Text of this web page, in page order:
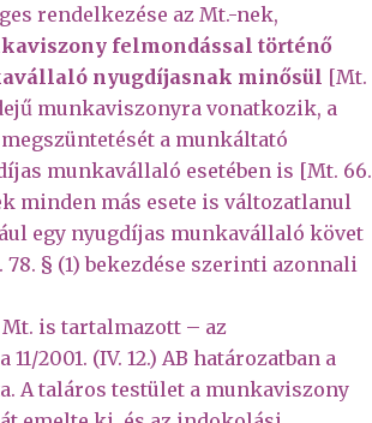
rendelkezése az Mt.-nek,
felmondással történő
nyugdíjasnak minősül [Mt.
munkaviszonyra vonatkozik, a
a munkáltató
munkavállaló esetében is [Mt. 66.
minden más esete is változatlanul
egy nyugdíjas munkavállaló követ
§ (1) bekezdése szerinti azonnali
Mt. is tartalmazott – az
2001. (IV. 12.) AB határozatban a
A taláros testület a munkaviszony